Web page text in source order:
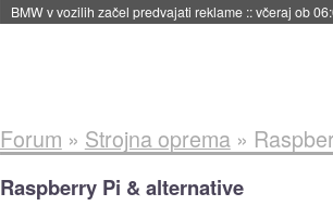
BMW v vozilih začel predvajati reklame ::včeraj ob
Forum » Strojna oprema»
Raspberry Pi & alternative